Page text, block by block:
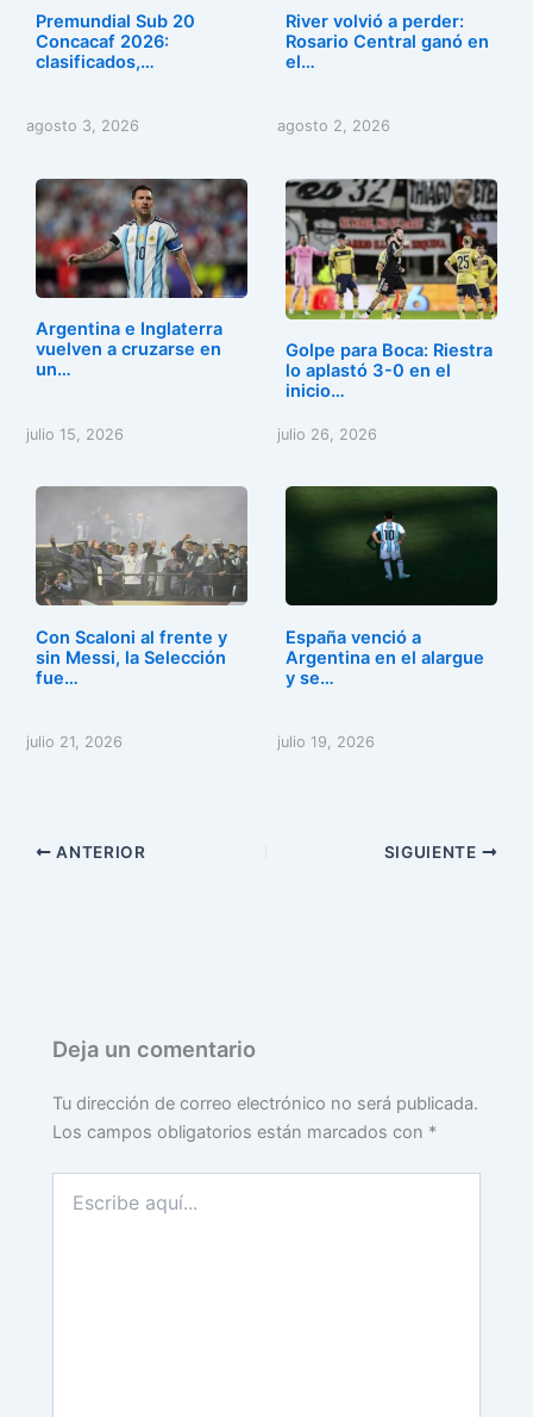
Premundial Sub 20
Concacaf 2026:
clasificados,…
agosto 3, 2026
River volvió a perder:
Rosario Central ganó en
el…
agosto 2, 2026
Argentina e Inglaterra
vuelven a cruzarse en
un…
julio 15, 2026
Golpe para Boca: Riestra
lo aplastó 3-0 en el
inicio…
julio 26, 2026
Con Scaloni al frente y
sin Messi, la Selección
fue…
julio 21, 2026
España venció a
Argentina en el alargue
y se…
julio 19, 2026
ANTERIOR SIGUIENTE
Deja un comentario
Tu dirección de correo electrónico no será publicada.
Los campos obligatorios están marcados con *
aquí...